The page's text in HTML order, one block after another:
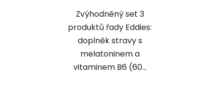
Zvýhodněný set 3
produktů řady Eddies:
doplněk stravy s
melatoninem a
vitaminem B6 (60...